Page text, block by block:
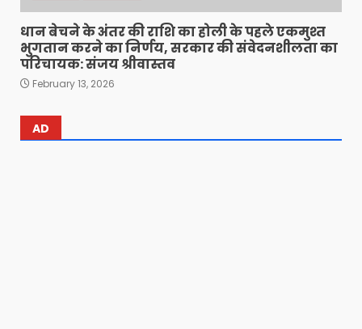
धान बेचने के अंतर की राशि का होली के पहले एकमुश्त
भुगतान करने का निर्णय, सरकार की संवेदनशीलता का
परिचायक: संजय श्रीवास्तव
February 13, 2026
AD